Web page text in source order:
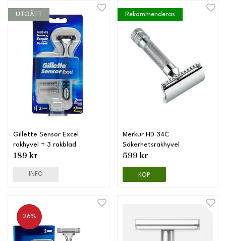
UTGÅTT
Gillette Sensor Excel
rakhyvel + 3 rakblad
189 kr
INFO
Rekommenderas
Merkur HD 34C
Säkerhetsrakhyvel
599 kr
KÖP
26%